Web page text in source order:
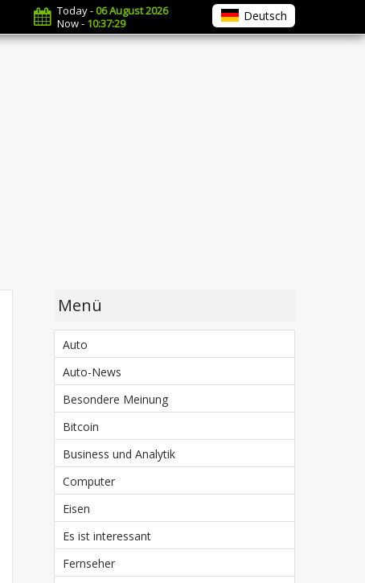
Today -06 August 2026
Now - 10:37:30 Deutsch
Menü
Auto
Auto-News
Besondere Meinung
Bitcoin
Business und Analytik
Computer
Eisen
Es ist interessant
Fernseher